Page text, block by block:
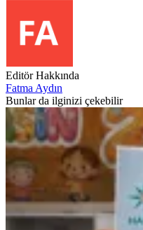
Editör Hakkında
Fatma Aydın
Bunlar da ilginizi çekebilir